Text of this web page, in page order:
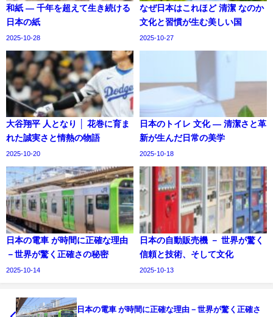
和紙 ― 千年を超えて生き続ける
日本の紙
2025-10-28
なぜ日本はこれほど 清潔 なのか
文化と習慣が生む美しい国
2025-10-27
大谷翔平 人となり │ 花巻に育ま
れた誠実さと情熱の物語
2025-10-20
日本のトイレ 文化 ― 清潔さと革
新が生んだ日常の美学
2025-10-18
日本の電車 が時間に正確な理由
－世界が驚く正確さの秘密
2025-10-14
日本の自動販売機 － 世界が驚く
信頼と技術、そして文化
2025-10-13
日本の電車 が時間に正確な理由－世界が驚く正確さ